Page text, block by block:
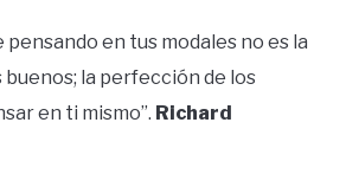
pensando en tus modales no es la
la perfección de los
en ti mismo”. Richard